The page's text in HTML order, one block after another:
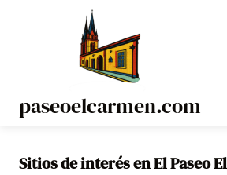
paseoelcarmen.com
Sitios de interés en El Paseo